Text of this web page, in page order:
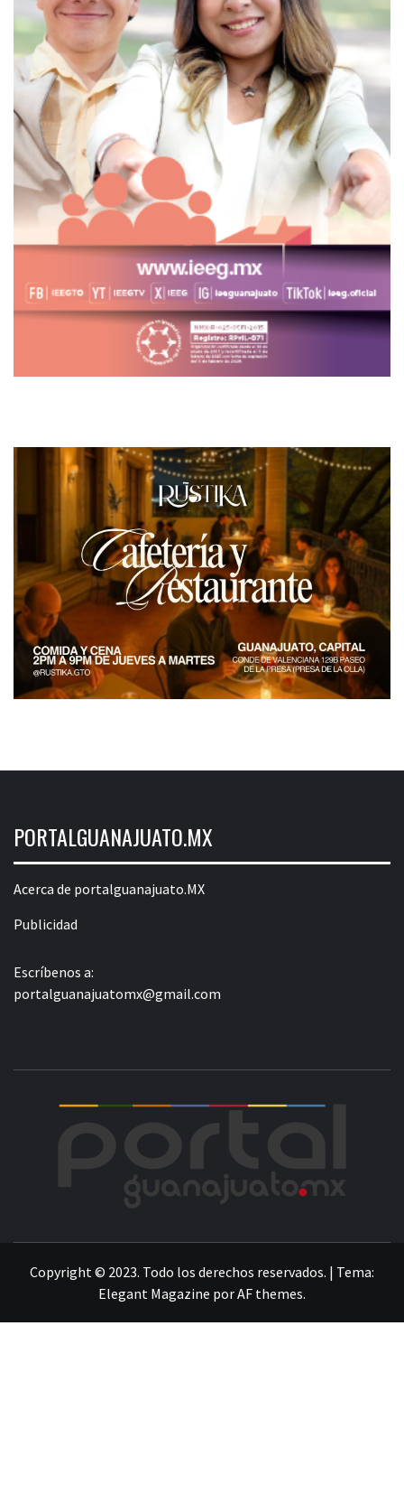
PORTALGUANAJUATO.MX
Acerca de portalguanajuato.MX
Publicidad
Escríbenos a:
portalguanajuatomx@gmail.com
Copyright © 2023. Todo los derechos reservados. | Tema:
Elegant Magazine porAF themes.